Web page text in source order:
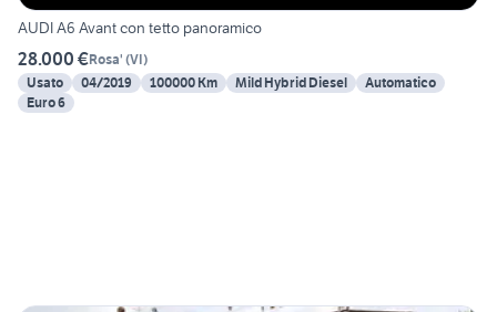
AUDI A6 Avant con tetto panoramico
28.000 €Rosa' (VI)
Usato
04/2019 100000 Km Mild Hybrid Diesel
Automatico
Euro 6